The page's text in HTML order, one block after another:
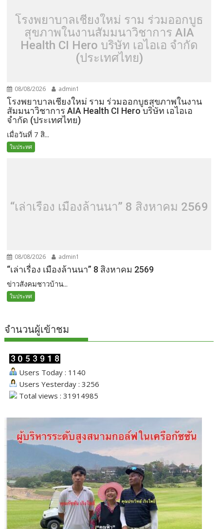
โรงพยาบาลเชียงใหม่ ราม ร่วมออกบูธ
สุขภาพในงานสัมมนาวิชาการ AIA
Health CI Hero บริษัท เอไอเอ จำกัด
(ประเทศไทย)
08/08/2026 admin1
โรงพยาบาลเชียงใหม่ ราม ร่วมออกบูธสุขภาพในงาน
สัมมนาวิชาการ AIA Health CI Hero บริษัท เอไอเอ
จำกัด (ประเทศไทย)
เมื่อวันที่ 7 สิ...
ในประทศ
“เล่าเรื่อง เมืองล้านนา” 8 สิงหาคม 2569
08/08/2026 admin1
“เล่าเรื่อง เมืองล้านนา” 8 สิงหาคม 2569
ข่าวสังคมชาวบ้าน...
ในประทศ
จำนวนผู้เข้าชม
Users Today : 1140
Users Yesterday : 3256
Total views : 31914985